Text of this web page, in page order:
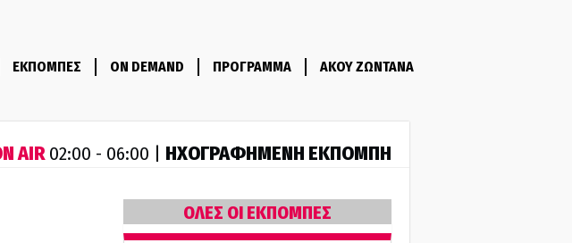
ΕΚΠΟΜΠΕΣ ON DEMAND ΠΡΟΓΡΑΜΜΑ ΑΚΟΥ ΖΩΝΤΑΝΑ
AIR02:00 - 06:00 | ΗΧΟΓΡΑΦΗΜΕΝΗ ΕΚΠΟΜΠΗ
ΟΛΕΣ ΟΙ ΕΚΠΟΜΠΕΣ